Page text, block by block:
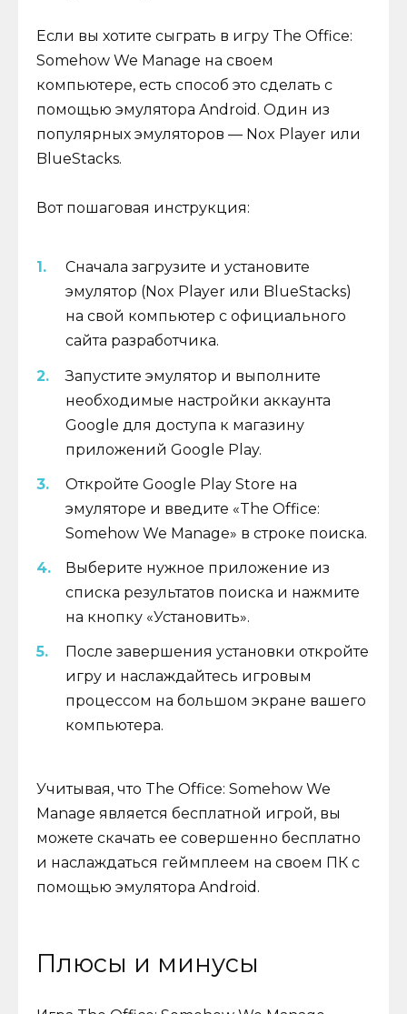
Если вы хотите сыграть в игру The Office:
Somehow We Manage на своем
компьютере, есть способ это сделать с
помощью эмулятора Android. Один из
популярных эмуляторов — Nox Player или
BlueStacks.
Вот пошаговая инструкция:
Сначала загрузите и установите
эмулятор (Nox Player или BlueStacks)
на свой компьютер с официального
сайта разработчика.
Запустите эмулятор и выполните
необходимые настройки аккаунта
Google для доступа к магазину
приложений Google Play.
Откройте Google Play Store на
эмуляторе и введите «The Office:
Somehow We Manage» в строке поиска.
Выберите нужное приложение из
списка результатов поиска и нажмите
на кнопку «Установить».
После завершения установки откройте
игру и наслаждайтесь игровым
процессом на большом экране вашего
компьютера.
Учитывая, что The Office: Somehow We
Manage является бесплатной игрой, вы
можете скачать ее совершенно бесплатно
и наслаждаться геймплеем на своем ПК с
помощью эмулятора Android.
Плюсы и минусы